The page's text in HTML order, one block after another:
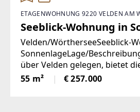
ETAGENWOHNUNG 9220 VELDEN AM
Seeblick-Wohnung in
Velden/WörtherseeSeeblick-
SonnenlageLage/
über Velden gelegen, bietet
ausgerichtete Wohnung
Lichtverhältnisse und einen
55 m² € 257.000